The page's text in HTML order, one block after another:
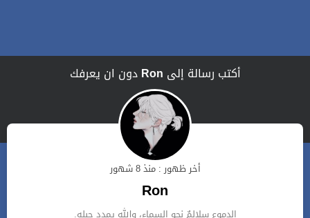
أكتب رسالة إلى Ron دون ان يعرفك
أخر ظهور : منذ 8 شهور
Ron
الدموع سلالمٌ نحو السماء، والله يمدد حبله.